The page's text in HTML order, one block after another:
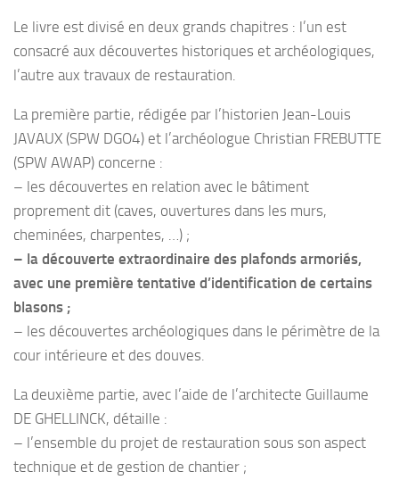
Le livre est divisé en deux grands chapitres : l’un est
consacré aux découvertes historiques et archéologiques,
l’autre aux travaux de restauration.
La première partie, rédigée par l’historien Jean-Louis
JAVAUX (SPW DGO4) et l’archéologue Christian FREBUTTE
(SPW AWAP) concerne :
– les découvertes en relation avec le bâtiment
proprement dit (caves, ouvertures dans les murs,
cheminées, charpentes, …) ;
– la découverte extraordinaire des plafonds armoriés,
avec une première tentative d’identification de certains
blasons ;
– les découvertes archéologiques dans le périmètre de la
cour intérieure et des douves.
La deuxième partie, avec l’aide de l’architecte Guillaume
DE GHELLINCK, détaille :
– l’ensemble du projet de restauration sous son aspect
technique et de gestion de chantier ;